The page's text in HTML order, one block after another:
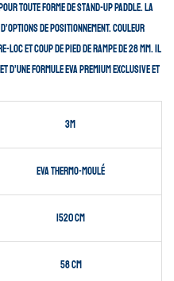
toute forme de stand-up paddle. La
de positionnement. Couleur
et coup de pied de rampe de 28 mm. Il
d’une formule EVA premium exclusive et
3M
EVA Thermo-moulé
1520 cm
58 cm